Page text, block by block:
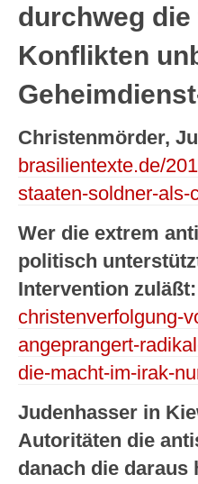
durchweg
Konflikten
Christenmörder,
brasilientexte.de/
staaten-soldner-
Wer die extrem
politisch
Intervention zuläßt:
christenverfolgung-
angeprangert-
die-macht-im-irak-
Judenhasser in
Autoritäten die
danach die